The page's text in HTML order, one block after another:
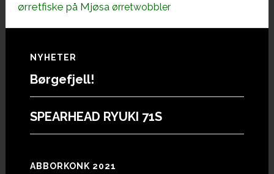
ørretfiske på Mjøsa ørretwobbler
Footer
NYHETER
Børgefjell!
SPEARHEAD RYUKI 71S
ABBORKONK 2021